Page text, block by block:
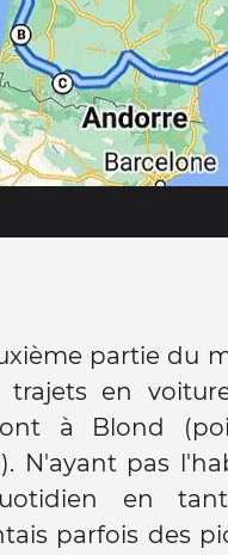
partie du
trajets en
à Blond
N'ayant pas
en
parfois des